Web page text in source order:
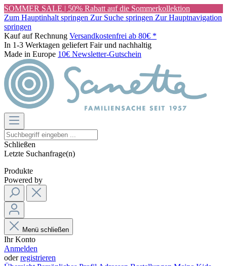
SOMMER SALE | 50% Rabatt auf die Sommerkollektion
Zum Hauptinhalt springen Zur Suche springen Zur Hauptnavigation
springen
Kauf auf Rechnung Versandkostenfrei ab 80€ *
In 1-3 Werktagen geliefert Fair und nachhaltig
Made in Europe 10€ Newsletter-Gutschein
Schließen
Letzte Suchanfrage(n)
Produkte
Powered by
Menü schließen
Ihr Konto
Anmelden
oderregistrieren